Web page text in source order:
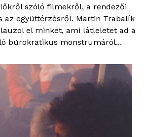
szóló filmekről, a rendezői
az együttérzésről. Martin Trabalík
el minket, ami látleletet ad a
bürokratikus monstrumáról...